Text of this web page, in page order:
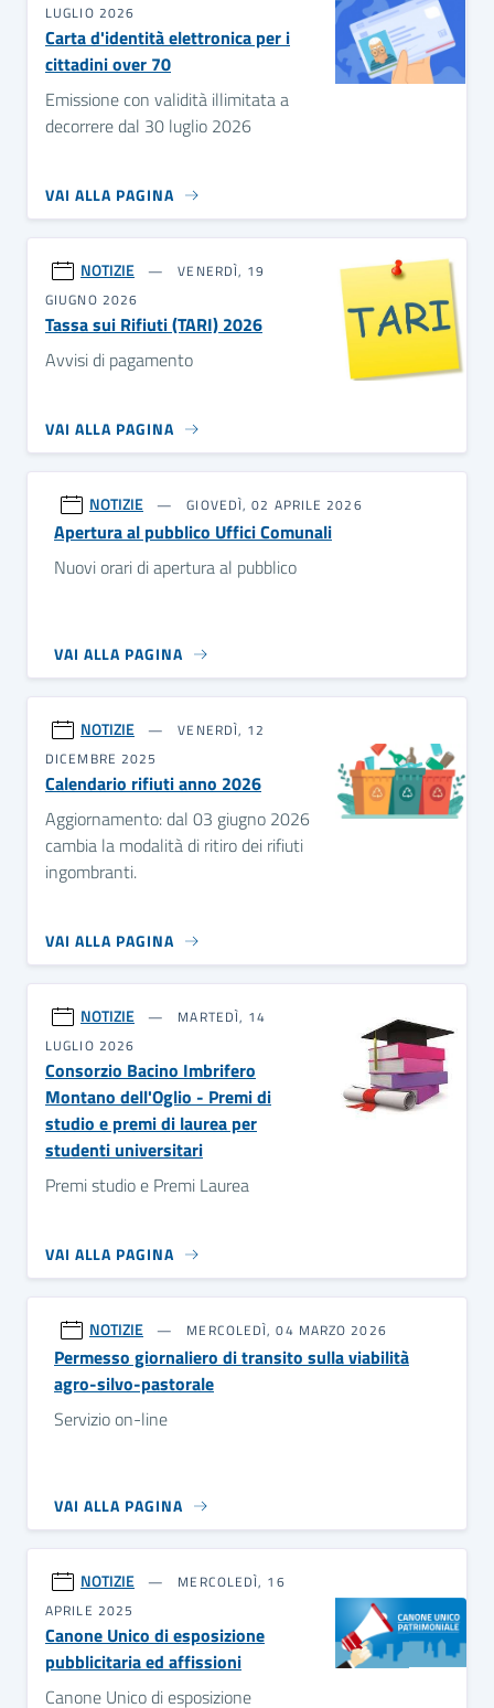
LUGLIO 2026
Carta d'identità elettronica per i
cittadini over 70
Emissione con validità illimitata a
decorrere dal 30 luglio 2026
VAI ALLA PAGINA
NOTIZIE
VENERDÌ, 19
GIUGNO 2026
Tassa sui Rifiuti (TARI) 2026
Avvisi di pagamento
VAI ALLA PAGINA
NOTIZIE GIOVEDÌ, 02 APRILE 2026
Apertura al pubblico Uffici Comunali
Nuovi orari di apertura al pubblico
VAI ALLA PAGINA
NOTIZIE
VENERDÌ, 12
DICEMBRE 2025
Calendario rifiuti anno 2026
Aggiornamento: dal 03 giugno 2026
cambia la modalità di ritiro dei rifiuti
ingombranti.
VAI ALLA PAGINA
NOTIZIE
MARTEDÌ, 14
LUGLIO 2026
Consorzio Bacino Imbrifero
Montano dell'Oglio - Premi di
studio e premi di laurea per
studenti universitari
Premi studio e Premi Laurea
VAI ALLA PAGINA
NOTIZIE MERCOLEDÌ, 04 MARZO 2026
Permesso giornaliero di transito sulla viabilità
agro-silvo-pastorale
Servizio on-line
VAI ALLA PAGINA
NOTIZIE
MERCOLEDÌ, 16
APRILE 2025
Canone Unico di esposizione
pubblicitaria ed affissioni
Canone Unico di esposizione